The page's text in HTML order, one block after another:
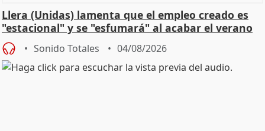
Llera (Unidas) lamenta que el empleo creado es
"estacional" y se "esfumará" al acabar el verano
Sonido Totales 04/08/2026